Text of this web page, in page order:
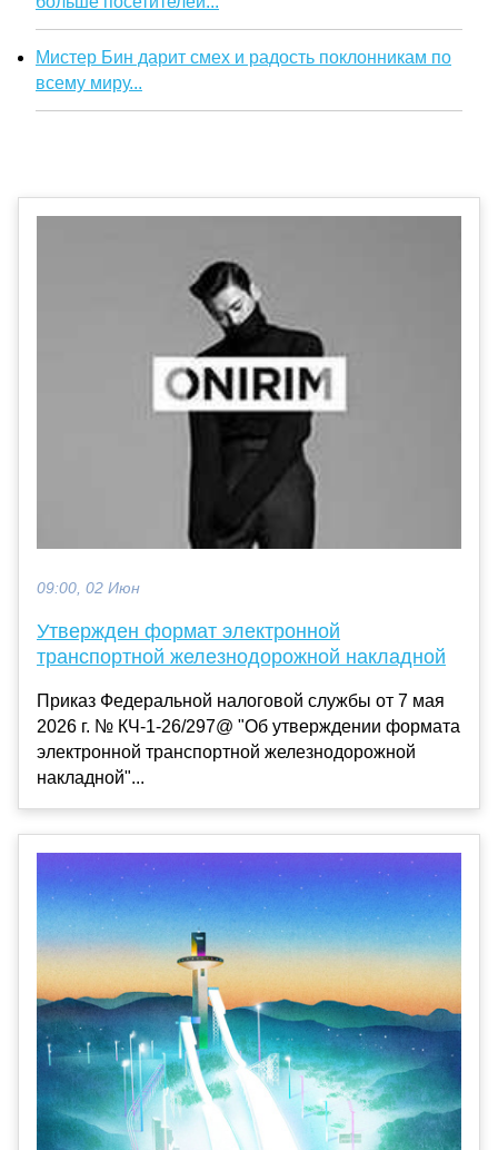
Мистер Бин дарит смех и радость поклонникам по
всему миру...
09:00, 02 Июн
Утвержден формат электронной
транспортной железнодорожной накладной
Приказ Федеральной налоговой службы от 7 мая
2026 г. № КЧ-1-26/297@ "Об утверждении формата
электронной транспортной железнодорожной
накладной"...